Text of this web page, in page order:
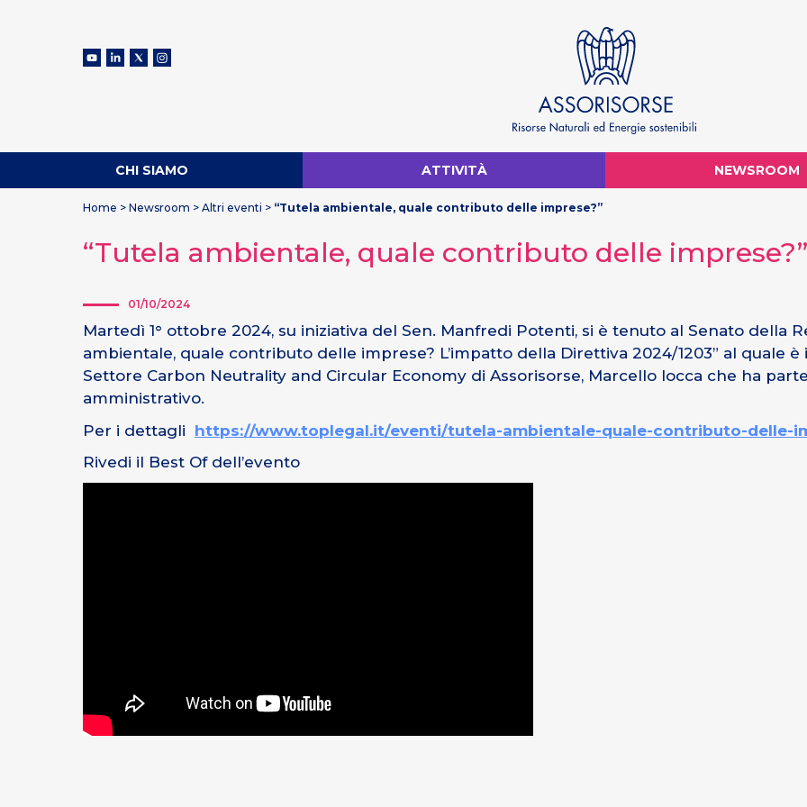
CHI SIAMO ATTIVITÀ NEWSROOM
Home > Newsroom > Altri eventi > “Tutela ambientale, quale contributo delle imprese?”
“Tutela ambientale, quale contributo delle imprese?”
01/10/2024
Martedì 1° ottobre 2024, su iniziativa del Sen. Manfredi Potenti, si è tenuto al Senato della
ambientale, quale contributo delle imprese? L’impatto della Direttiva 2024/1203” al quale
Settore Carbon Neutrality and Circular Economy di Assorisorse, Marcello Iocca che ha
amministrativo.
Per i dettagli https://www.toplegal.it/eventi/tutela-ambientale-quale-contributo-delle-
Rivedi il Best Of dell’evento